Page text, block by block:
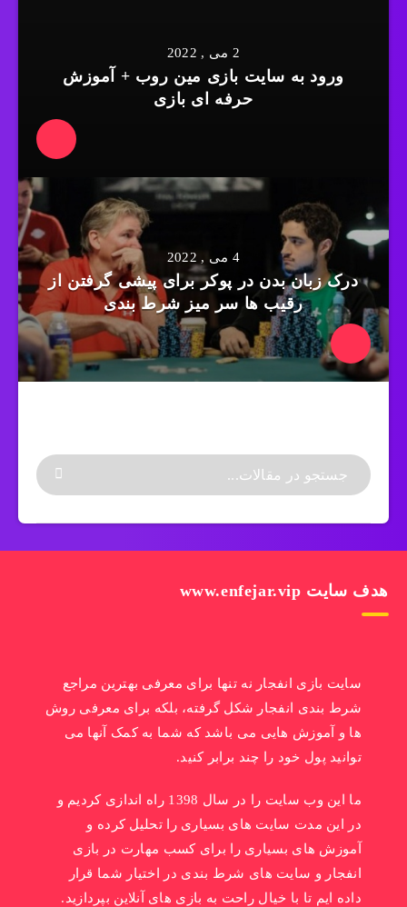
2 می , 2022
ورود به سایت بازی مین روب + آموزش
حرفه ای بازی
4 می , 2022
درک زبان بدن در پوکر برای پیشی گرفتن از
رقیب ها سر میز شرط بندی
هدف سایت www.enfejar.vip
سایت بازی انفجار نه تنها برای معرفی بهترین مراجع
شرط بندی انفجار شکل گرفته، بلکه برای معرفی روش
ها و آموزش هایی می باشد که شما به کمک آنها می
توانید پول خود را چند برابر کنید.
ما این وب سایت را در سال 1398 راه اندازی کردیم و
در این مدت سایت های بسیاری را تحلیل کرده و
آموزش های بسیاری را برای کسب مهارت در بازی
انفجار و سایت های شرط بندی در اختیار شما قرار
داده ایم تا با خیال راحت به بازی های آنلاین بپردازید.